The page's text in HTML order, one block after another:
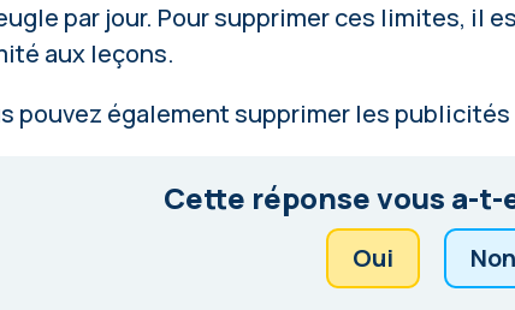
par jour. Pour supprimer ces limites, il
aux leçons.
pouvez égalementsupprimer les
Cette réponse vous a-
Oui Non